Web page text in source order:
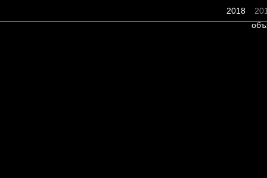
2018